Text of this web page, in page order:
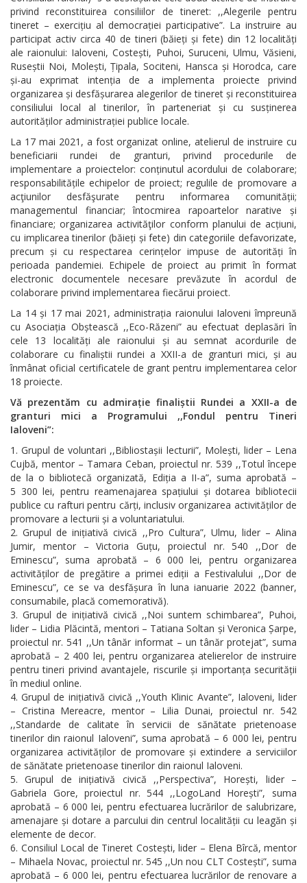
privind reconstituirea consiliilor de tineret: ,,Alegerile pentru
tineret – exercițiu al democrației participative”. La instruire au
participat activ circa 40 de tineri (băieți și fete) din 12 localități
ale raionului: Ialoveni, Costești, Puhoi, Suruceni, Ulmu, Văsieni,
Ruseștii Noi, Molești, Țipala, Sociteni, Hansca și Horodca, care
și-au exprimat intenția de a implementa proiecte privind
organizarea și desfășurarea alegerilor de tineret și reconstituirea
consiliului local al tinerilor, în parteneriat și cu susținerea
autorităților administrației publice locale.
La 17 mai 2021, a fost organizat online, atelierul de instruire cu
beneficiarii rundei de granturi, privind procedurile de
implementare a proiectelor: conținutul acordului de colaborare;
responsabilitățile echipelor de proiect; regulile de promovare a
acţiunilor desfăşurate pentru informarea comunității;
managementul financiar; întocmirea rapoartelor narative și
financiare; organizarea activităţilor conform planului de acțiuni,
cu implicarea tinerilor (băieți și fete) din categoriile defavorizate,
precum și cu respectarea cerințelor impuse de autorități în
perioada pandemiei. Echipele de proiect au primit în format
electronic documentele necesare prevăzute în acordul de
colaborare privind implementarea fiecărui proiect.
La 14 și 17 mai 2021, administrația raionului Ialoveni împreună
cu Asociația Obștească ,,Eco-Răzeni” au efectuat deplasări în
cele 13 localități ale raionului și au semnat acordurile de
colaborare cu finaliștii rundei a XXII-a de granturi mici, și au
înmânat oficial certificatele de grant pentru implementarea celor
18 proiecte.
Vă prezentăm cu admirație finaliștii Rundei a XXII-a de
granturi mici a Programului ,,Fondul pentru Tineri
Ialoveni”:
Grupul de voluntari ,,Bibliostașii lecturii”, Molești, lider – Lena
Cujbă, mentor – Tamara Ceban, proiectul nr. 539 ,,Totul începe
de la o bibliotecă organizată, Ediția a II-a”, suma aprobată –
5 300 lei, pentru reamenajarea spațiului și dotarea bibliotecii
publice cu rafturi pentru cărți, inclusiv organizarea activităților de
promovare a lecturii și a voluntariatului.
Grupul de inițiativă civică ,,Pro Cultura”, Ulmu, lider – Alina
Jumir, mentor – Victoria Guțu, proiectul nr. 540 ,,Dor de
Eminescu”, suma aprobată – 6 000 lei, pentru organizarea
activităților de pregătire a primei ediții a Festivalului ,,Dor de
Eminescu”, ce se va desfășura în luna ianuarie 2022 (banner,
consumabile, placă comemorativă).
Grupul de inițiativă civică ,,Noi suntem schimbarea”, Puhoi,
lider – Lidia Plăcintă, mentori – Tatiana Soltan și Veronica Șarpe,
proiectul nr. 541 ,,Un tânăr informat – un tânăr protejat”, suma
aprobată – 2 400 lei, pentru organizarea atelierelor de instruire
pentru tineri privind avantajele, riscurile și importanța securității
în mediul online.
Grupul de inițiativă civică ,,Youth Klinic Avante”, Ialoveni, lider
– Cristina Mereacre, mentor – Lilia Dunai, proiectul nr. 542
,,Standarde de calitate în servicii de sănătate prietenoase
tinerilor din raionul Ialoveni”, suma aprobată – 6 000 lei, pentru
organizarea activităților de promovare și extindere a serviciilor
de sănătate prietenoase tinerilor din raionul Ialoveni.
Grupul de inițiativă civică ,,Perspectiva”, Horești, lider –
Gabriela Gore, proiectul nr. 544 ,,LogoLand Horești”, suma
aprobată – 6 000 lei, pentru efectuarea lucrărilor de salubrizare,
amenajare și dotare a parcului din centrul localității cu leagăn și
elemente de decor.
Consiliul Local de Tineret Costești, lider – Elena Bîrcă, mentor
– Mihaela Novac, proiectul nr. 545 ,,Un nou CLT Costești”, suma
aprobată – 6 000 lei, pentru efectuarea lucrărilor de renovare a